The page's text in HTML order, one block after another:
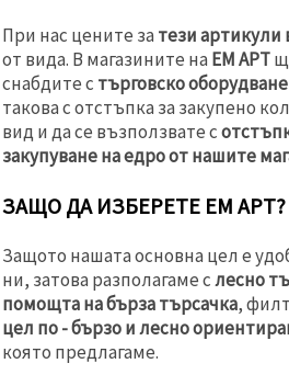
При нас цените за тези артикули
от вида. В магазините на ЕМ АРТ
снабдите с търговско
такова с отстъпка за закупено
вид и да се възползвате с
закупуване на едро от нашите
ЗАЩО ДА ИЗБЕРЕТЕ ЕМ АРТ?
Защото нашата основна цел е
ни, затова разполагаме слесно
помощта на бърза търсачка,
цел по - бързо и лесно
която предлагаме.